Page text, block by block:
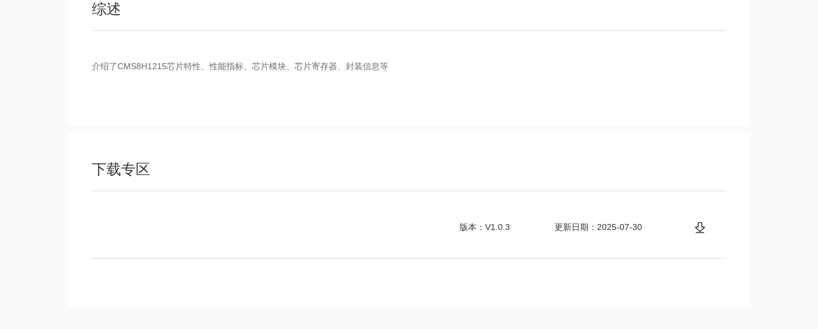
综述
介绍了CMS8H1215芯片特性、性能指标、芯片模块、芯片寄存器、封装信息等
下载专区
版本：V1.0.3 更新日期：2025-07-30